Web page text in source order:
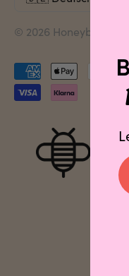
© 2026 Honeybalm.
Akzeptierte
Zahlungen